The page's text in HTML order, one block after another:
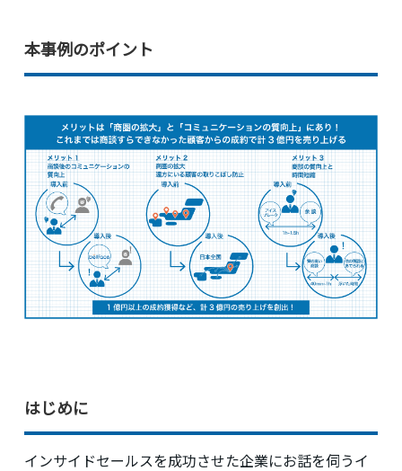
本事例のポイント
はじめに
インサイドセールスを成功させた企業にお話を伺うイ